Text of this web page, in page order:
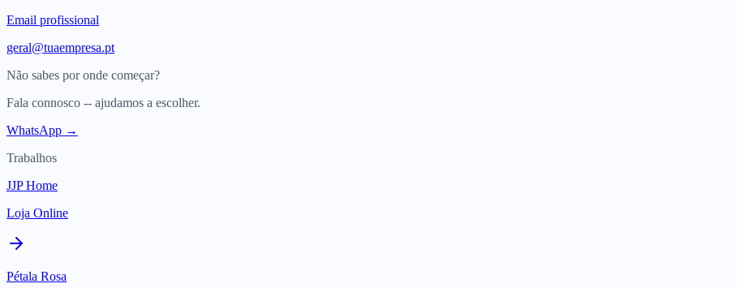
Email profissional
geral@tuaempresa.pt
Não sabes por onde começar?
Fala connosco -- ajudamos a escolher.
WhatsApp →
Trabalhos
JJP Home
Loja Online
Pétala Rosa